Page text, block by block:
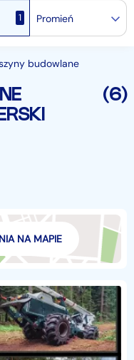
1 Promień
budowlane
(6)
NA MAPIE